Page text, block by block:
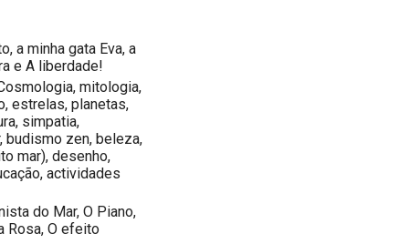
a minha gata Eva, a
e A liberdade!
mitologia,
estrelas, planetas,
simpatia,
budismo zen, beleza,
mar), desenho,
actividades
do Mar, O Piano,
Rosa, O efeito